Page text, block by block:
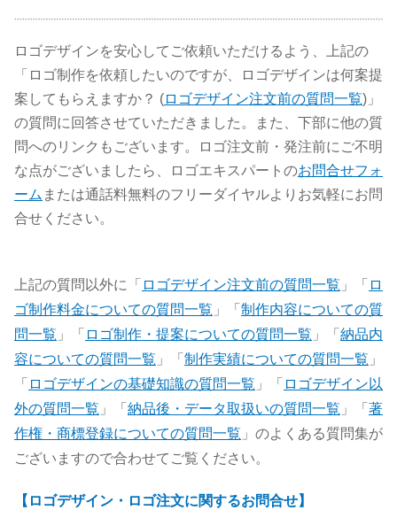
ロゴデザインを安心してご依頼いただけるよう、上記の
「ロゴ制作を依頼したいのですが、ロゴデザインは何案提
案してもらえますか？ (ロゴデザイン注文前の質問一覧)」
の質問に回答させていただきました。また、下部に他の質
問へのリンクもございます。ロゴ注文前・発注前にご不明
な点がございましたら、ロゴエキスパートのお問合せフォ
ーム または通話料無料のフリーダイヤルよりお気軽にお問
合せください。
上記の質問以外に「 ロゴデザイン注文前の質問一覧 」「 ロ
ゴ制作料金についての質問一覧 」「 制作内容についての質
問一覧 」「 ロゴ制作・提案についての質問一覧 」「 納品内
容についての質問一覧 」「 制作実績についての質問一覧 」
「 ロゴデザインの基礎知識の質問一覧 」「 ロゴデザイン以
外の質問一覧 」「 納品後・データ取扱いの質問一覧 」「 著
作権・商標登録についての質問一覧 」のよくある質問集が
ございますので合わせてご覧ください。
【ロゴデザイン・ロゴ注文に関するお問合せ】